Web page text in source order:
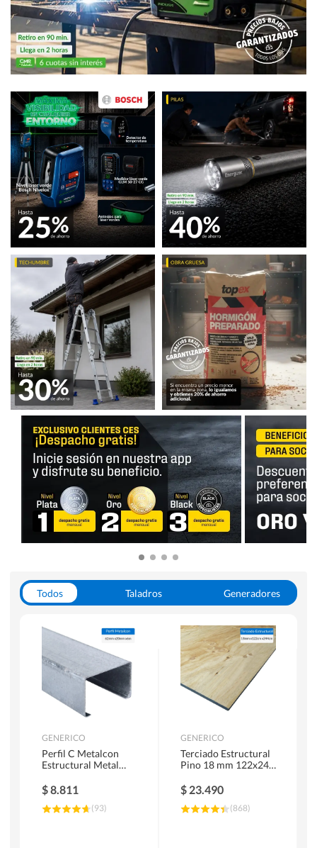
Todos Taladros
Generadores
Herramientas Manuales
Sierras Circulares
GENERICO
Perfil C Metalcon
Estructural Metal
$8.811
(93)
GENERICO
Terciado Estructural
Pino 18 mm 122x244
$ 23.490
(868)